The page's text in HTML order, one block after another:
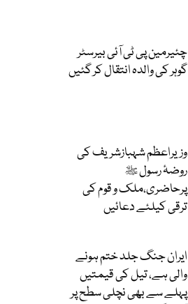
چئیرمین پی ٹی آئی بیرسٹر
گوہر کی والدہ انتقال کر گئیں
وزیراعظم شہبازشریف کی
روضۂ رسول ﷺ
پرحاضری،ملک و قوم کی
ترقی کیلئے دعائیں
ایران جنگ جلد ختم ہونے
والی ہے، تیل کی قیمتیں
پہلے سے بھی نچلی سطح پر